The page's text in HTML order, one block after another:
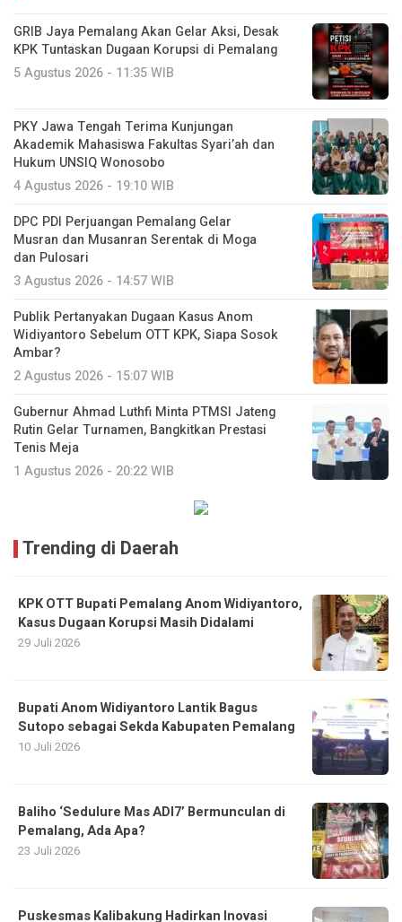
GRIB Jaya Pemalang Akan Gelar Aksi, Desak
KPK Tuntaskan Dugaan Korupsi di Pemalang
5 Agustus 2026 - 11:35 WIB
PKY Jawa Tengah Terima Kunjungan
Akademik Mahasiswa Fakultas Syari’ah dan
Hukum UNSIQ Wonosobo
4 Agustus 2026 - 19:10 WIB
DPC PDI Perjuangan Pemalang Gelar
Musran dan Musanran Serentak di Moga
dan Pulosari
3 Agustus 2026 - 14:57 WIB
Publik Pertanyakan Dugaan Kasus Anom
Widiyantoro Sebelum OTT KPK, Siapa Sosok
Ambar?
2 Agustus 2026 - 15:07 WIB
Gubernur Ahmad Luthfi Minta PTMSI Jateng
Rutin Gelar Turnamen, Bangkitkan Prestasi
Tenis Meja
1 Agustus 2026 - 20:22 WIB
Trending di Daerah
KPK OTT Bupati Pemalang Anom Widiyantoro,
Kasus Dugaan Korupsi Masih Didalami
29 Juli 2026
Bupati Anom Widiyantoro Lantik Bagus
Sutopo sebagai Sekda Kabupaten Pemalang
10 Juli 2026
Baliho ‘Sedulure Mas ADI7’ Bermunculan di
Pemalang, Ada Apa?
23 Juli 2026
Puskesmas Kalibakung Hadirkan Inovasi